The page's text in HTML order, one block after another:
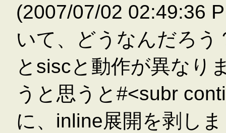
(2007/07/02 02:49:36
いて、どうなんだろう
とsiscと動作が異なり
うと思うと#<subr
に、inline展開を剥し